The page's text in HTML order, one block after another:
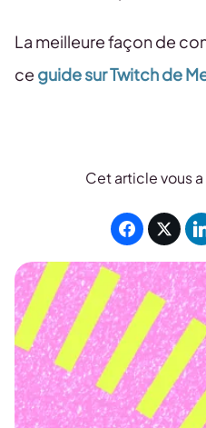
La meilleure façon de
ce guide sur Twitch de
Cet article vous